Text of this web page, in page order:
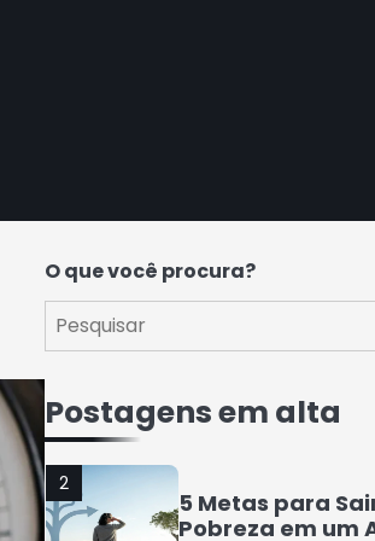
O que você procura?
Postagens em alta
Rafael Fernandes
1
7 Coisas que a
Próximos Anos
Rafael Fernandes
2
5 Metas para
Pobreza em um